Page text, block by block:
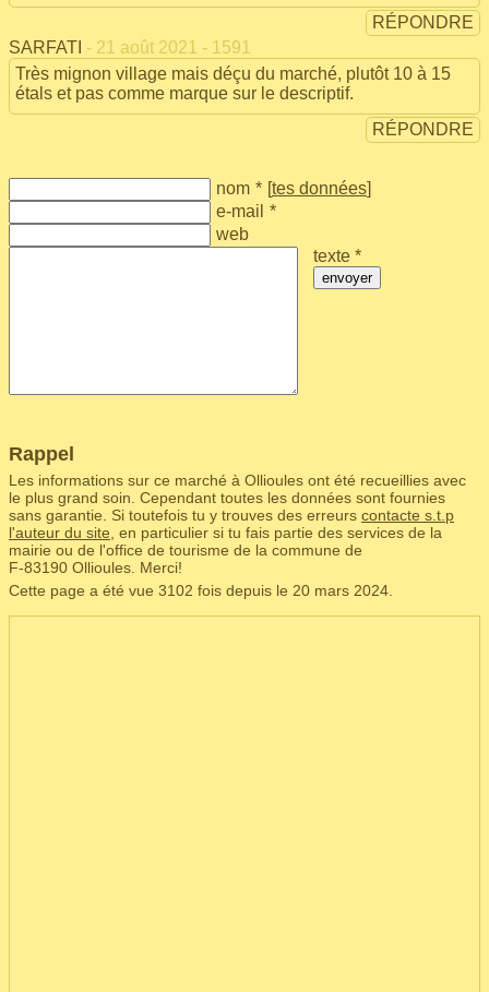
RÉPONDRE
SARFATI - 21 août 2021 - 1591
Très mignon village mais déçu du marché, plutôt 10 à 15
étals et pas comme marque sur le descriptif.
RÉPONDRE
nom * [tes données]
e-mail *
web
texte *
envoyer
Rappel
Les informations sur ce marché à Ollioules ont été recueillies avec
le plus grand soin. Cependant toutes les données sont fournies
sans garantie. Si toutefois tu y trouves des erreurs contacte s.t.p
l'auteur du site , en particulier si tu fais partie des services de la
mairie ou de l'office de tourisme de la commune de
F‑83190 Ollioules. Merci!
Cette page a été vue 3102 fois depuis le 20 mars 2024.